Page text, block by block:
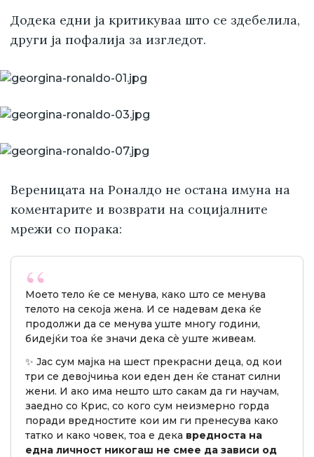
Додека едни ја критикуваа што се здебелила,
други ја пофалија за изгледот.
Вереницата на Роналдо не остана имуна на
коментарите и возврати на социјалните
мрежи со порака:
Моето тело ќе се менува, како што се менува
телото на секоја жена. И се надевам дека ќе
продолжи да се менува уште многу години,
бидејќи тоа ќе значи дека сè уште живеам.
✨ Јас сум мајка на шест прекрасни деца, од кои
три се девојчиња кои еден ден ќе станат силни
жени. И ако има нешто што сакам да ги научам,
заедно со Крис, со кого сум неизмерно горда
поради вредностите кои им ги пренесува како
татко и како човек, тоа е дека вредноста на
една личност никогаш не смее да зависи од